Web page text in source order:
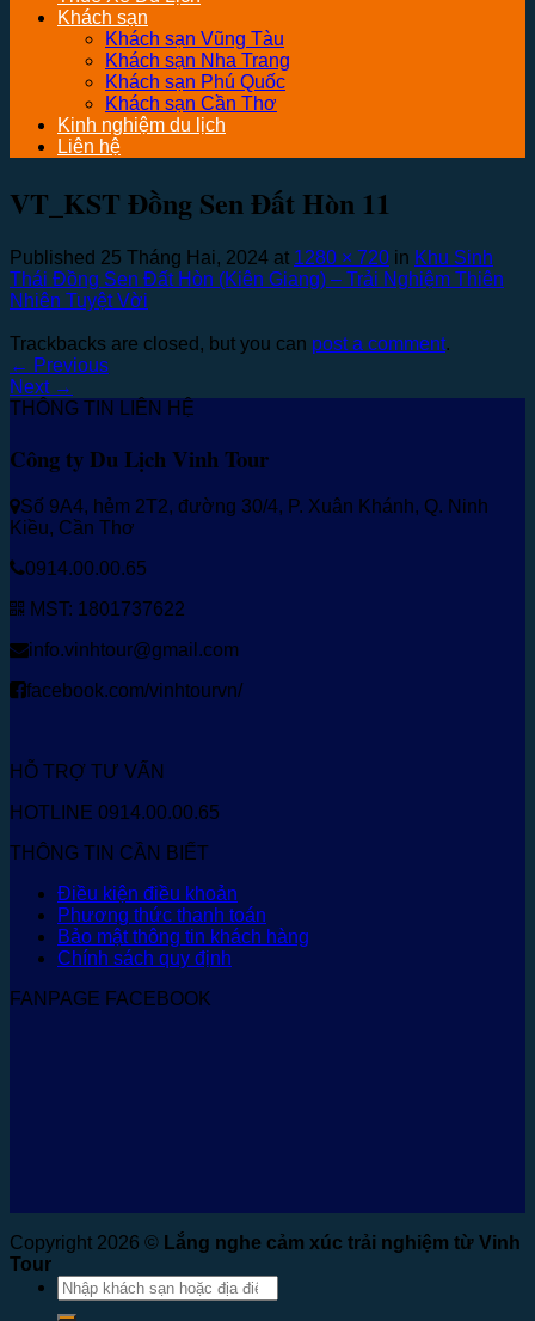
Khách sạn
Khách sạn Vũng Tàu
Khách sạn Nha Trang
Khách sạn Phú Quốc
Khách sạn Cần Thơ
Kinh nghiệm du lịch
Liên hệ
VT_KST Đồng Sen Đất Hòn 11
Published 25 Tháng Hai, 2024 at 1280 × 720 in Khu Sinh
Thái Đồng Sen Đất Hòn (Kiên Giang) – Trải Nghiệm Thiên
Nhiên Tuyệt Vời
Trackbacks are closed, but you can post a comment.
← Previous
Next →
THÔNG TIN LIÊN HỆ
Công ty Du Lịch Vinh Tour
Số 9A4, hẻm 2T2, đường 30/4, P. Xuân Khánh, Q. Ninh
Kiều, Cần Thơ
0914.00.00.65
MST: 1801737622
info.vinhtour@gmail.com
facebook.com/vinhtourvn/
HỖ TRỢ TƯ VẤN
HOTLINE 0914.00.00.65
THÔNG TIN CẦN BIẾT
Điều kiện điều khoản
Phương thức thanh toán
Bảo mật thông tin khách hàng
Chính sách quy định
FANPAGE FACEBOOK
Copyright 2026 © Lắng nghe cảm xúc trải nghiệm từ Vinh
Tour
Tìm
kiếm: